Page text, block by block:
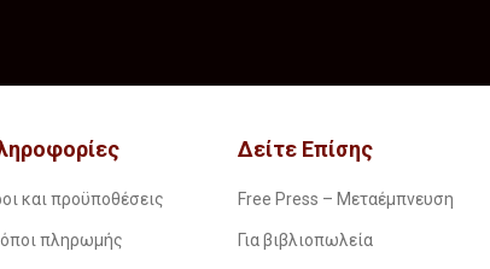
και προϋποθέσεις
πληρωμής
Δείτε Επίσης
Free Press – Μεταέμπνευση
Για βιβλιοπωλεία